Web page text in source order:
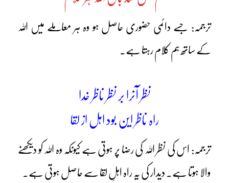
ترجمہ: جسے دائمی حضوری حاصل ہو وہ ہر معاملے میں اللہ
کے ساتھ ہم کلام رہتا ہے۔
نظر آنرا بر نظر ناظر خدا
راہ ناظر این بود اہل از لقا
ترجمہ: اس کی نظر اللہ کی رضا پر ہوتی ہے کیونکہ وہ اللہ کو دیکھنے
والا ہوتا ہے۔ دیدار کی یہ راہ اہلِ لقا سے حاصل ہوتی ہے۔